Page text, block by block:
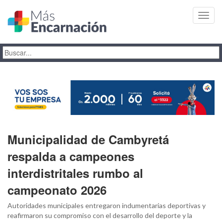
Municipalidad de Cambyretá
respalda a campeones
interdistritales rumbo al
campeonato 2026
Autoridades municipales entregaron indumentarias deportivas y
reafirmaron su compromiso con el desarrollo del deporte y la